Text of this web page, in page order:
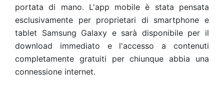
portata di mano. L'app mobile è stata pensata
esclusivamente per proprietari di smartphone e
tablet Samsung Galaxy e sarà disponibile per il
download immediato e l'accesso a contenuti
completamente gratuiti per chiunque abbia una
connessione internet.